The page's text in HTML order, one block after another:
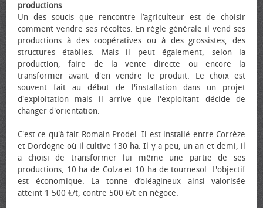
productions
Un des soucis que rencontre l’agriculteur est de choisir
comment vendre ses récoltes. En règle générale il vend ses
productions à des coopératives ou à des grossistes, des
structures établies. Mais il peut également, selon la
production, faire de la vente directe ou encore la
transformer avant d'en vendre le produit. Le choix est
souvent fait au début de l'installation dans un projet
d'exploitation mais il arrive que l'exploitant décide de
changer d'orientation.
C'est ce qu'à fait Romain Prodel. Il est installé entre Corrèze
et Dordogne où il cultive 130 ha. Il y a peu, un an et demi, il
a choisi de transformer lui même une partie de ses
productions, 10 ha de Colza et 10 ha de tournesol. L'objectif
est économique. La tonne d’oléagineux ainsi valorisée
atteint 1 500 €/t, contre 500 €/t en négoce.